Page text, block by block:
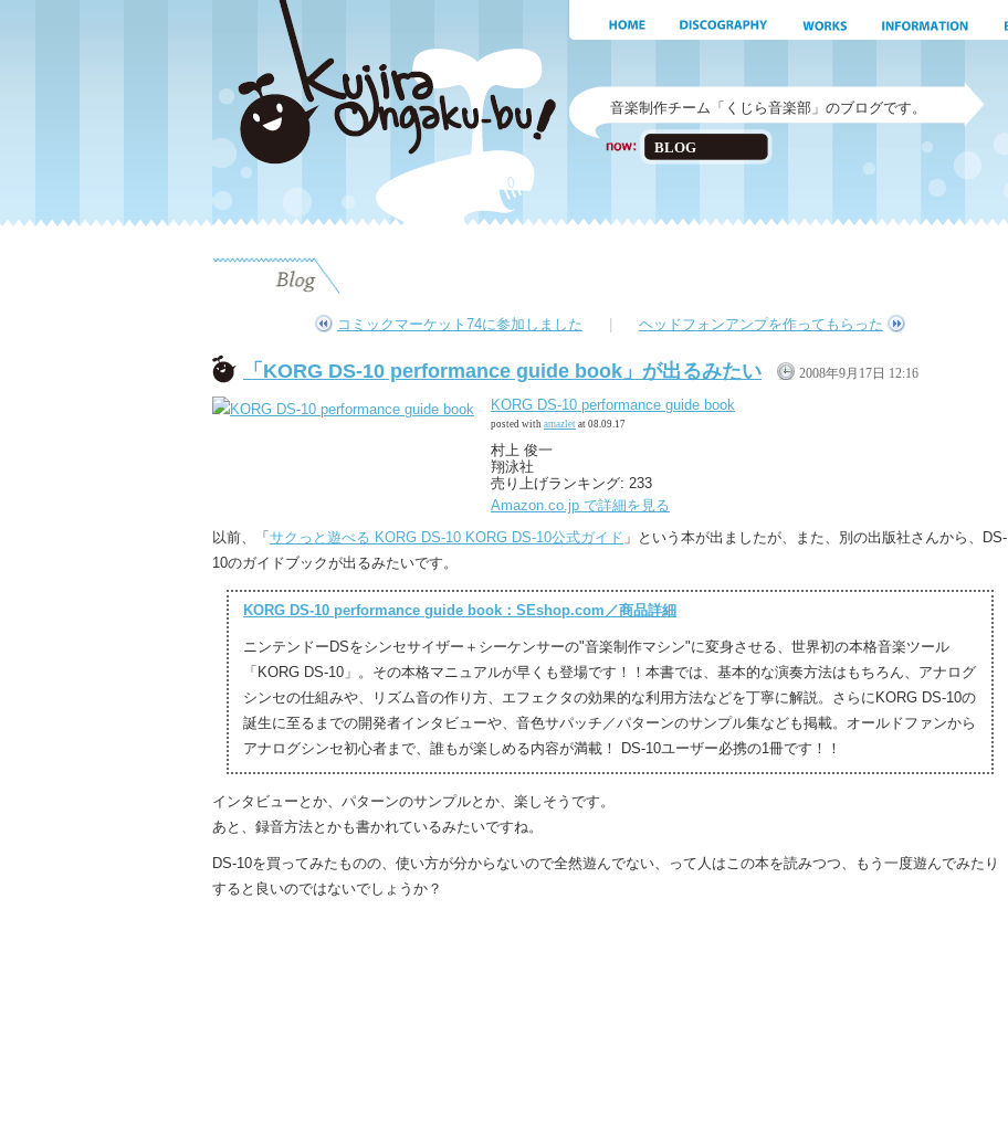
音楽制作チーム「くじら音楽部」のブログです。
BLOG
コミックマーケット74に参加しました ヘッドフォンアンプを作ってもらった
「KORG DS-10 performance guide book」が出るみたい 2008年9月17日 12:16
KORG DS-10 performance guide book
posted with amazlet at 08.09.17
村上 俊一
翔泳社
売り上げランキング: 233
Amazon.co.jp で詳細を見る
以前、「 サクっと遊べる KORG DS-10 KORG DS-10公式ガイド 」という本が出ましたが、また、別の出版社さんから、DS-
10のガイドブックが出るみたいです。
KORG DS-10 performance guide book：SEshop.com／商品詳細
ニンテンドーDSをシンセサイザー＋シーケンサーの"音楽制作マシン"に変身させる、世界初の本格音楽ツール
「KORG DS-10」。その本格マニュアルが早くも登場です！！本書では、基本的な演奏方法はもちろん、アナログ
シンセの仕組みや、リズム音の作り方、エフェクタの効果的な利用方法などを丁寧に解説。さらにKORG DS-10の
誕生に至るまでの開発者インタビューや、音色サパッチ／パターンのサンプル集なども掲載。オールドファンから
アナログシンセ初心者まで、誰もが楽しめる内容が満載！ DS-10ユーザー必携の1冊です！！
インタビューとか、パターンのサンプルとか、楽しそうです。
あと、録音方法とかも書かれているみたいですね。
DS-10を買ってみたものの、使い方が分からないので全然遊んでない、って人はこの本を読みつつ、もう一度遊んでみたり
すると良いのではないでしょうか？